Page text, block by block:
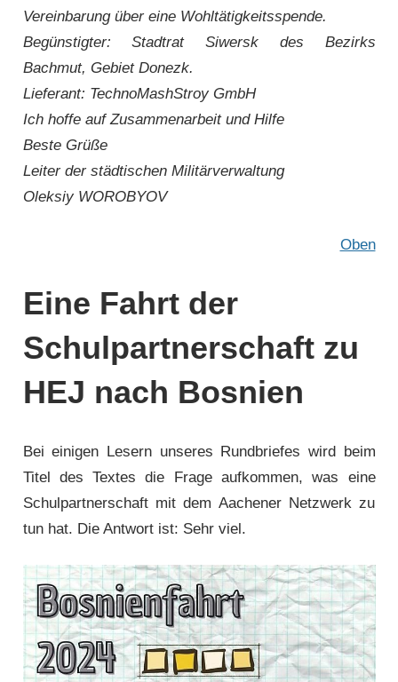
Vereinbarung über eine Wohltätigkeitsspende.
Begünstigter: Stadtrat Siwersk des Bezirks
Bachmut, Gebiet Donezk.
Lieferant: TechnoMashStroy GmbH
Ich hoffe auf Zusammenarbeit und Hilfe
Beste Grüße
Leiter der städtischen Militärverwaltung
Oleksiy WOROBYOV
Oben
Eine Fahrt der
Schulpartnerschaft zu
HEJ nach Bosnien
Bei einigen Lesern unseres Rundbriefes wird beim
Titel des Textes die Frage aufkommen, was eine
Schulpartnerschaft mit dem Aachener Netzwerk zu
tun hat. Die Antwort ist: Sehr viel.